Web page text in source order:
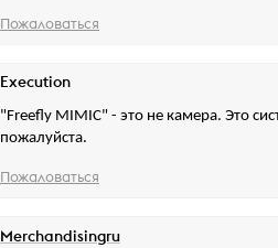
Пожаловаться
"Freefly MIMIC" - это не камера. Это
пожалуйста.
Execution
Пожаловаться
Merchandisingru